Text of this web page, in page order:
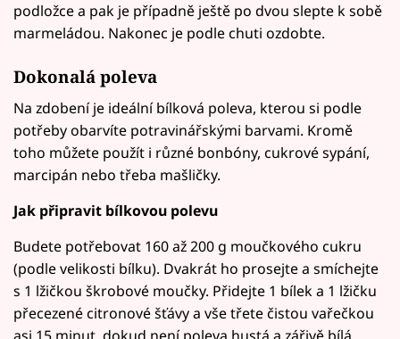
podložce a pak je případně ještě po dvou slepte k sobě
marmeládou. Nakonec je podle chuti ozdobte.
Dokonalá poleva
Na zdobení je ideální bílková poleva, kterou si podle
potřeby obarvíte potravinářskými barvami. Kromě
toho můžete použít i různé bonbóny, cukrové sypání,
marcipán nebo třeba mašličky.
Jak připravit bílkovou polevu
Budete potřebovat 160 až 200 g moučkového cukru
(podle velikosti bílku). Dvakrát ho prosejte a smíchejte
s 1 lžičkou škrobové moučky. Přidejte 1 bílek a 1 lžičku
přecezené citronové šťávy a vše třete čistou vařečkou